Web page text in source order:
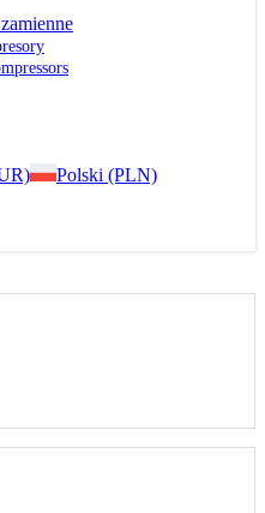
Polski (PLN)